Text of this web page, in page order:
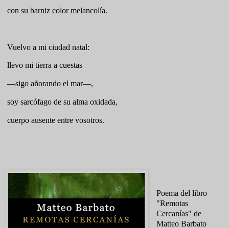
con su barniz color melancolía.
Vuelvo a mi ciudad natal:
llevo mi tierra a cuestas
—sigo añorando el mar—,
soy sarcófago de su alma oxidada,
cuerpo ausente entre vosotros.
Poema del libro
"Remotas
Cercanías" de
Matteo Barbato